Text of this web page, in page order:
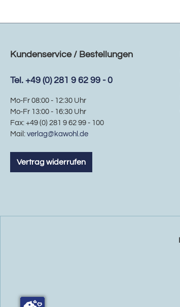
Kundenservice / Bestellungen
Tel. +49 (0) 281 9 62 99 - 0
Mo-Fr 08:00 - 12:30 Uhr
Mo-Fr 13:00 - 16:30 Uhr
Fax: +49 (0) 281 9 62 99 - 100
Mail: verlag@kawohl.de
Vertrag widerrufen